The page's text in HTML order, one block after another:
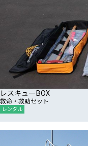
レスキューBOX
救命・救助セット
レンタル